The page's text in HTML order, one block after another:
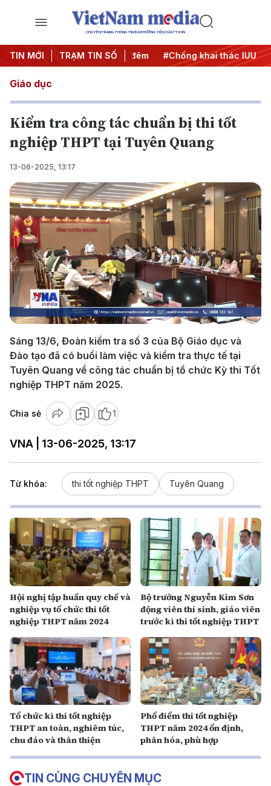
CHUYÊN TRANG THÔNG TIN ĐA PHƯƠNG TIỆN CỦA TTXVN
TIN MỚI TRẠM TIN SỐ
#Chiến dịch 500 ngày đêm #Chống khai thác IUU
Giáo dục
Kiểm tra công tác chuẩn bị thi tốt
nghiệp THPT tại Tuyên Quang
13-06-2025, 13:17
Play
Video
Sáng 13/6, Đoàn kiểm tra số 3 của Bộ Giáo dục và
Đào tạo đã có buổi làm việc và kiểm tra thực tế tại
Tuyên Quang về công tác chuẩn bị tổ chức Kỳ thi Tốt
nghiệp THPT năm 2025.
Chia sẻ 1
VNA | 13-06-2025, 13:17
Từ khóa: thi tốt nghiệp THPT Tuyên Quang
Hội nghị tập huấn quy chế và
nghiệp vụ tổ chức thi tốt
nghiệp THPT năm 2024
Bộ trưởng Nguyễn Kim Sơn
động viên thí sinh, giáo viên
trước kì thi tốt nghiệp THPT
Tổ chức kì thi tốt nghiệp
THPT an toàn, nghiêm túc,
chu đáo và thân thiện
Phổ điểm thi tốt nghiệp
THPT năm 2024 ổn định,
phân hóa, phù hợp
TIN CÙNG CHUYÊN MỤC